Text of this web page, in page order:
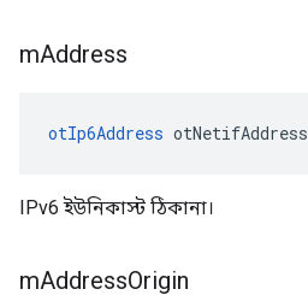
mAddress
otIp6Address otNetifAddress
IPv6 ইউনিকাস্ট ঠিকানা।
mAddressOrigin